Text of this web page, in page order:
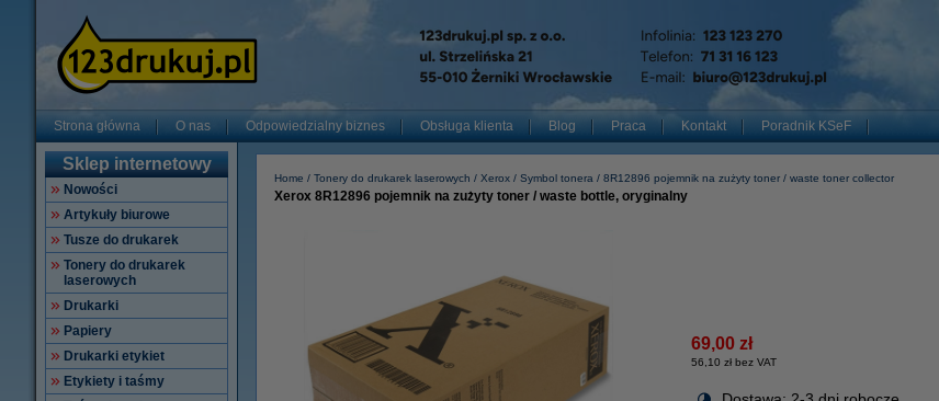
Strona główna O nas Odpowiedzialny biznes Obsługa klienta Blog Praca Kontakt Poradnik KSeF
Sklep internetowy
Nowości
Artykuły biurowe
Tusze do drukarek
Tonery do drukarek
laserowych
Drukarki
Papiery
Drukarki etykiet
Etykiety i taśmy
Home Tonery do drukarek laserowych Xerox Symbol tonera 8R12896 pojemnik na zużyty toner / waste toner collector
Xerox 8R12896 pojemnik na zużyty toner / waste bottle, oryginalny
69,00 zł
56,10 zł bez VAT